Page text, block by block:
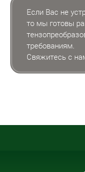
Если Вас не
то мы готовы
требованиям.
Свяжитесь с